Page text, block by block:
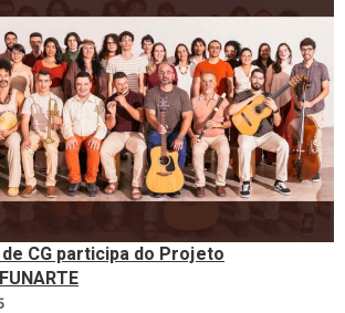
CG participa do Projeto